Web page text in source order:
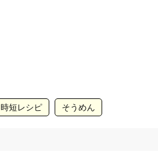
時短レシピ そうめん